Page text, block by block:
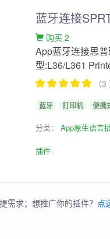
蓝牙连接
购买 2
App蓝牙连接思
型:L36/L361
（
蓝牙 打印机 便携
分类：App原生语言
插件
提需求；想推广你的插件？ 点